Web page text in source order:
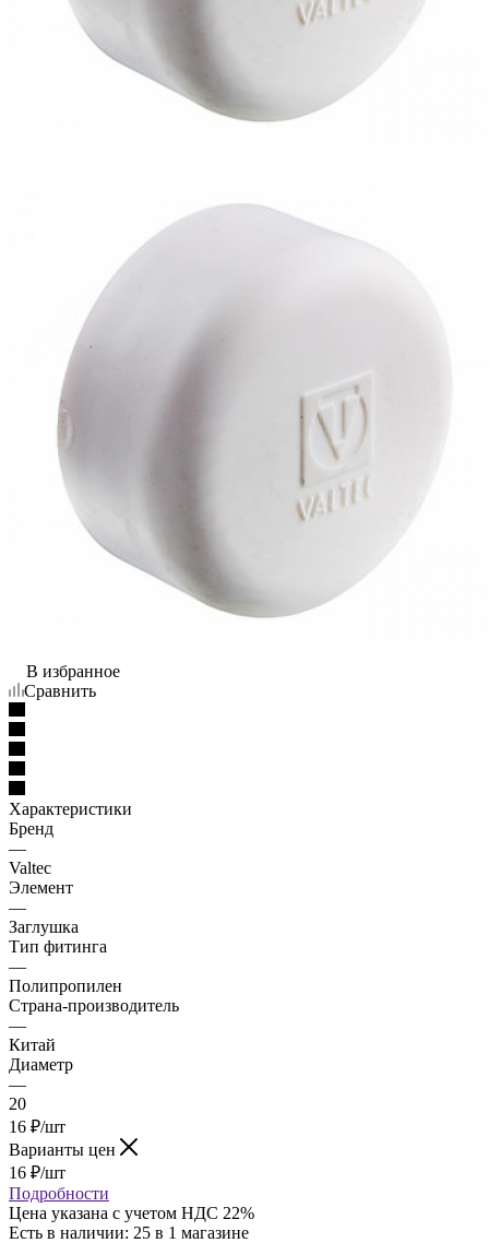
В избранное
Сравнить
Характеристики
Бренд
—
Valtec
Элемент
—
Заглушка
Тип фитинга
—
Полипропилен
Страна-производитель
—
Китай
Диаметр
—
20
16 ₽/шт
Варианты цен
16 ₽/шт
Подробности
Цена указана с учетом НДС 22%
Есть в наличии: 25 в 1 магазине